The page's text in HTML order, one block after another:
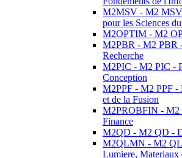
M2MSV - M2 MSV
pour les Sciences
M2OPTIM - M2
M2PBR - M2 PBR
Recherche
M2PIC - M2 PIC -
Conception
M2PPF - M2 PPF -
et de la Fusion
M2PROBFIN - M2
Finance
M2QD - M2 QD -
M2QLMN - M2
Lumiere, Materiaux